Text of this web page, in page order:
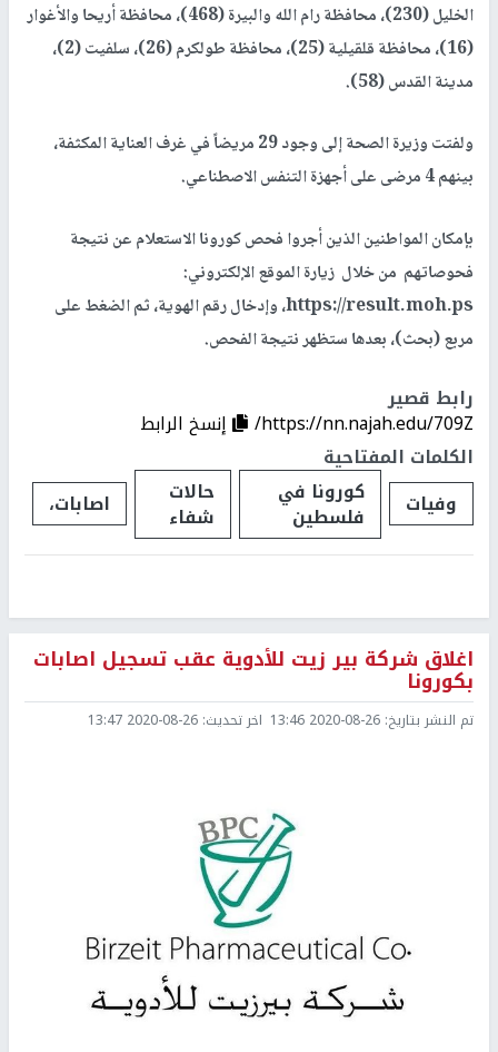
الخليل (230)، محافظة رام الله والبيرة (468)، محافظة أريحا والأغوار
(16)، محافظة قلقيلية (25)، محافظة طولكرم (26)، سلفيت (2)،
مدينة القدس (58).
ولفتت وزيرة الصحة إلى وجود 29 مريضاً في غرف العناية المكثفة،
بينهم 4 مرضى على أجهزة التنفس الاصطناعي.
بإمكان المواطنين الذين أجروا فحص كورونا الاستعلام عن نتيجة
فحوصاتهم من خلال زيارة الموقع الإلكتروني:
https://result.moh.ps، وإدخال رقم الهوية، ثم الضغط على
مربع (بحث)، بعدها ستظهر نتيجة الفحص.
رابط قصير
https://nn.najah.edu/709Z/
إنسخ الرابط
الكلمات المفتاحية
وفيات
كورونا في
فلسطين
حالات
شفاء اصابات،
اغلاق شركة بير زيت للأدوية عقب تسجيل اصابات
بكورونا
تم النشر بتاريخ: 2020-08-26 13:46 اخر تحديث: 2020-08-26 13:47